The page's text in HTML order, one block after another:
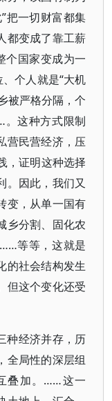
把一切财富都集
都变成了靠工薪
国家变成为一
个人就是“大机
被严格分隔，个
这种方式限制
营民营经济，压
，证明这种选择
。因此，我们又
变，从单一国有
乡分割、固化农
等等，这就是
的社会结构发生
但这个变化还受
种经济并存，历
全局性的深层组
叠加。……这一